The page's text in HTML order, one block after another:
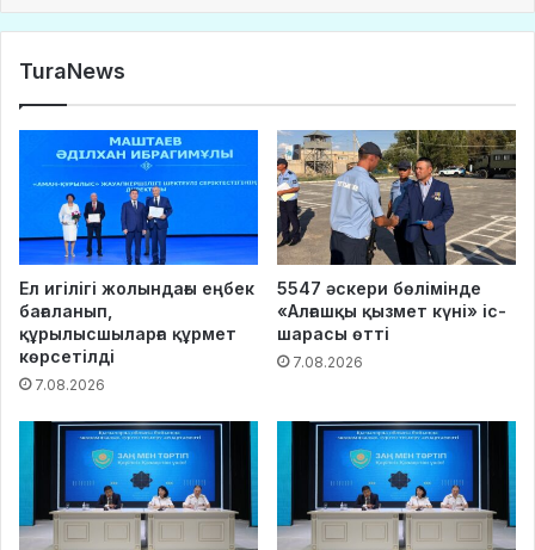
TuraNews
Ел игілігі жолындағы еңбек
бағаланып,
құрылысшыларға құрмет
көрсетілді
7.08.2026
5547 әскери бөлімінде
«Алғашқы қызмет күні» іс-
шарасы өтті
7.08.2026